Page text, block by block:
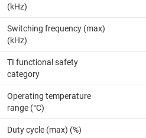
(kHz)
Switching frequency (max)
(kHz)
TI functional safety
category
Operating temperature
range (°C)
Duty cycle (max) (%)